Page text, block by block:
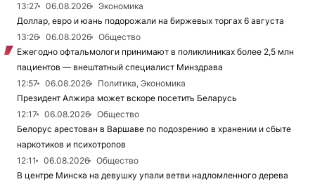
13:27
06.08.2026
Экономика
Доллар, евро и юань подорожали на биржевых торгах 6 августа
13:26
06.08.2026
Общество
Ежегодно офтальмологи принимают в поликлиниках более 2,5 млн
пациентов — внештатный специалист Минздрава
12:57
06.08.2026
Политика, Экономика
Президент Алжира может вскоре посетить Беларусь
12:17
06.08.2026
Общество
Белорус арестован в Варшаве по подозрению в хранении и сбыте
наркотиков и психотропов
12:11
06.08.2026
Общество
В центре Минска на девушку упали ветви надломленного дерева